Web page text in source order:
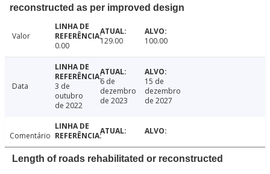
reconstructed as per improved design
Valor
0.00
129.00 100.00
Data
3 de
outubro
de 2022
6 de
dezembro
de 2023
15 de
dezembro
de 2027
Comentário
Length of roads rehabilitated or reconstructed